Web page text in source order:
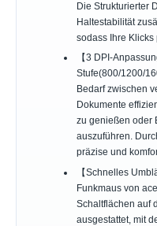
Die Strukturierter
Haltestabilität
sodass Ihre
【3 DPI-
Stufe(800/1200/
Bedarf zwischen
Dokumente
zu genießen oder
auszuführen.
präzise und
【Schnelles
Funkmaus von
Schaltflächen auf
ausgestattet, mit